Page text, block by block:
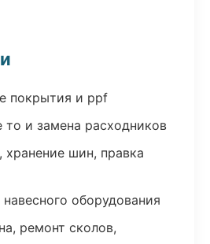
покрытия и ppf
то и замена расходников
шин, правка
оборудования
ремонт сколов,